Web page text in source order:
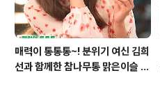
매력이 통통통~! 분위기 여신 김희
선과 함께한 참나무통 맑은이슬 T